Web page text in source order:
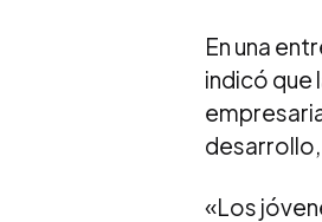
En una
indicó que
«Los